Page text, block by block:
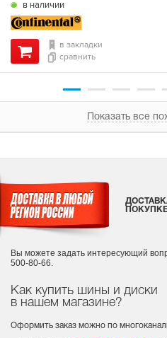
в наличии
в закладки
сравнить
Показать все
Как купить шины и диски
в нашем магазине?
Оформить заказ можно по
Вы можете задать интересующий
500-80-66.